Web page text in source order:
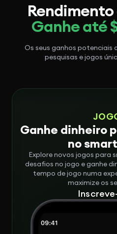
Ganhe até
Os seus ganhos potenciais
pesquisas e jogos
Ganhe dinheiro
no
Explore novos jogos para
desafios no jogo e ganhe
tempo de jogo numa
maximize os